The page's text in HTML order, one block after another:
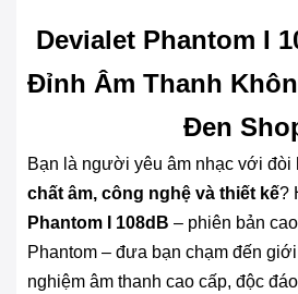
Devialet Phantom I
Đỉnh Âm Thanh
Đen
Bạn là người yêu âm nhạc với đòi
chất âm, công nghệ và thiết kế?
Phantom I 108dB – phiên bản
Phantom – đưa bạn chạm đến
nghiệm âm thanh cao cấp, độc